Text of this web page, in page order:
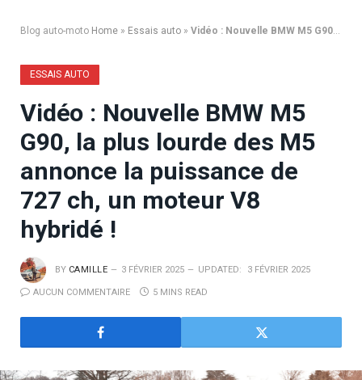
Blog auto-moto Home » Essais auto » Vidéo : Nouvelle BMW M5 G90, la plus lourde des M5 annonce la puissance de 727 ch, un moteur V8 hybridé !
ESSAIS AUTO
Vidéo : Nouvelle BMW M5
G90, la plus lourde des M5
annonce la puissance de
727 ch, un moteur V8
hybridé !
BY CAMILLE 3 FÉVRIER 2025 UPDATED: 3 FÉVRIER 2025
AUCUN COMMENTAIRE 5 MINS READ